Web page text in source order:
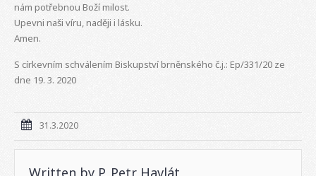
nám potřebnou Boží milost.
Upevni naši víru, naději i lásku.
Amen.
S církevním schválením Biskupství brněnského č.j.: Ep/331/20 ze
dne 19. 3. 2020
31.3.2020
Written by P. Petr Havlát